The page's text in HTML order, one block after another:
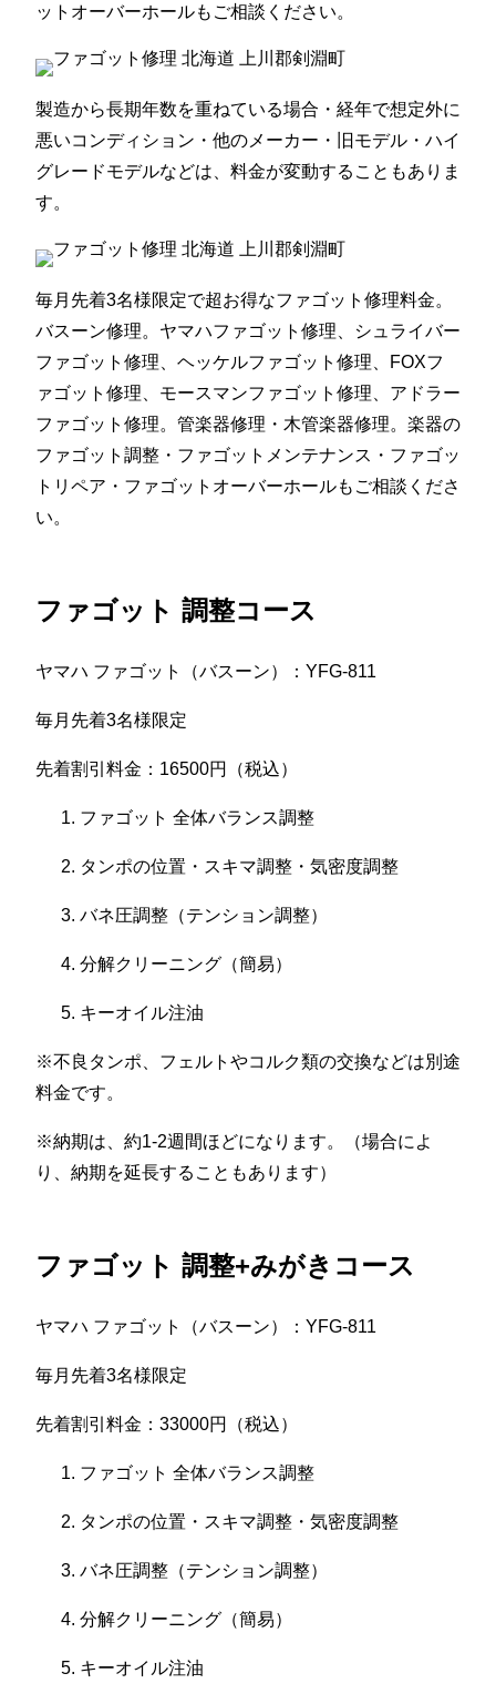
ットオーバーホールもご相談ください。
製造から長期年数を重ねている場合・経年で想定外に
悪いコンディション・他のメーカー・旧モデル・ハイ
グレードモデルなどは、料金が変動することもありま
す。
毎月先着3名様限定で超お得なファゴット修理料金。
バスーン修理。ヤマハファゴット修理、シュライバー
ファゴット修理、ヘッケルファゴット修理、FOXフ
ァゴット修理、モースマンファゴット修理、アドラー
ファゴット修理。管楽器修理・木管楽器修理。楽器の
ファゴット調整・ファゴットメンテナンス・ファゴッ
トリペア・ファゴットオーバーホールもご相談くださ
い。
ファゴット 調整コース
ヤマハ ファゴット（バスーン）：YFG-811
毎月先着3名様限定
先着割引料金：16500円（税込）
ファゴット 全体バランス調整
タンポの位置・スキマ調整・気密度調整
バネ圧調整（テンション調整）
分解クリーニング（簡易）
キーオイル注油
※不良タンポ、フェルトやコルク類の交換などは別途
料金です。
※納期は、約1-2週間ほどになります。（場合によ
り、納期を延長することもあります）
ファゴット 調整+みがきコース
ヤマハ ファゴット（バスーン）：YFG-811
毎月先着3名様限定
先着割引料金：33000円（税込）
ファゴット 全体バランス調整
タンポの位置・スキマ調整・気密度調整
バネ圧調整（テンション調整）
分解クリーニング（簡易）
キーオイル注油